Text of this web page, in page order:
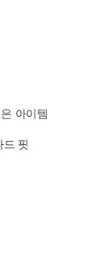
아이템
핏